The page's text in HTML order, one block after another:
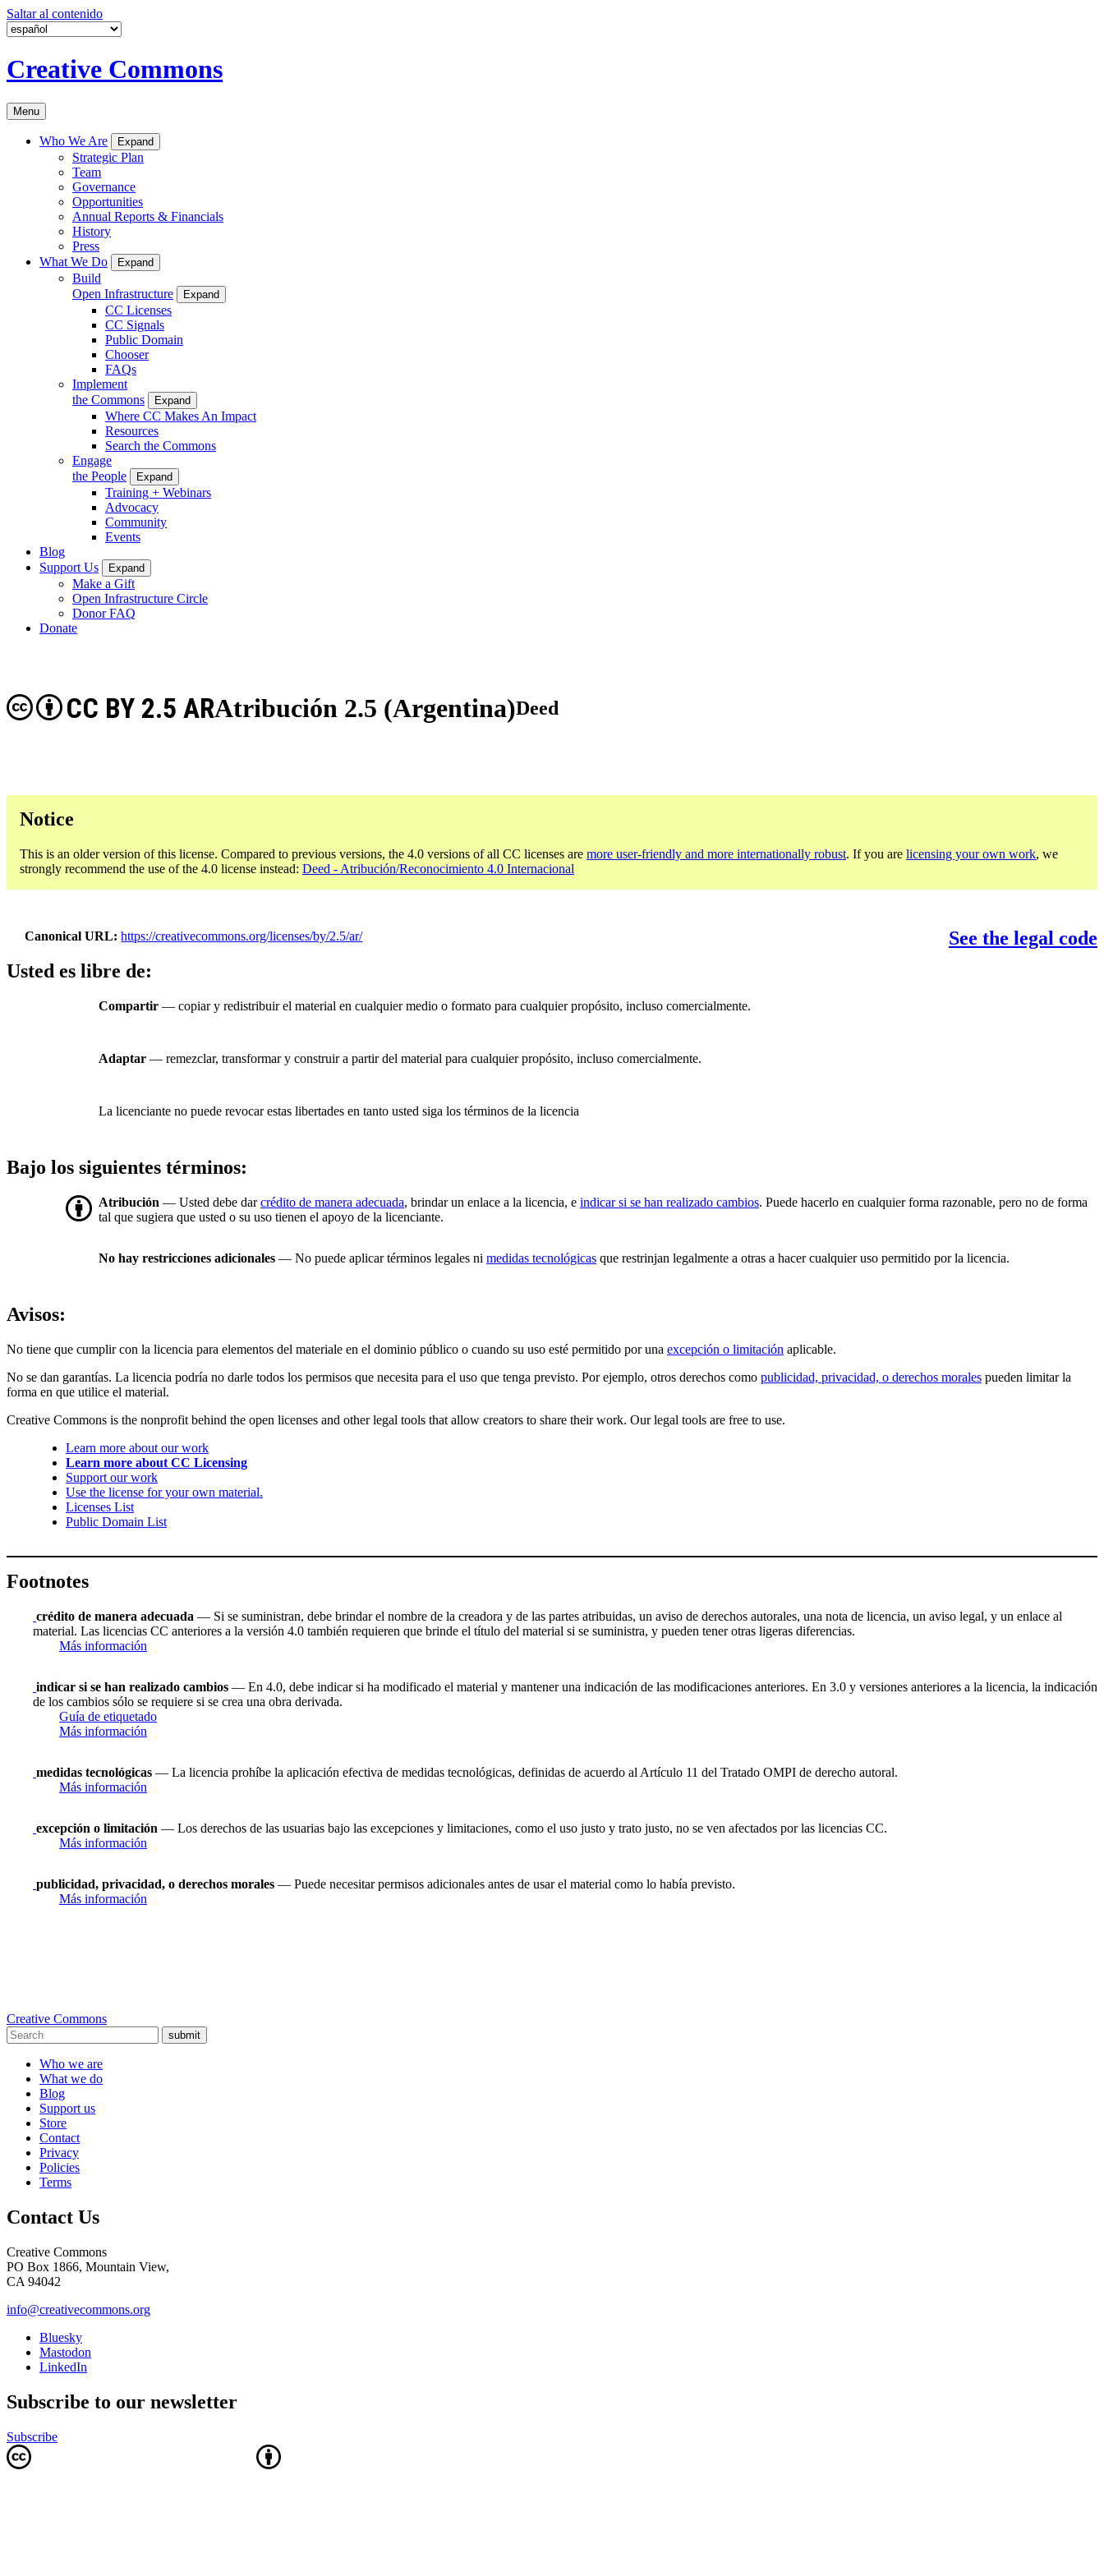
Saltar al contenido
Creative Commons
Menu
Who We Are Expand
Strategic Plan
Team
Governance
Opportunities
Annual Reports & Financials
History
Press
What We Do
Expand
Build
Open Infrastructure
Expand
CC Licenses
CC Signals
Public Domain
Chooser
FAQs
Implement
the Commons
Expand
Where CC Makes An Impact
Resources
Search the Commons
Engage
the People
Expand
Training + Webinars
Advocacy
Community
Events
Blog
Support Us
Expand
Make a Gift
Open Infrastructure Circle
Donor FAQ
Donate
Atribución 2.5 (Argentina)
CC BY 2.5 AR Deed
Notice
This is an older version of this license. Compared to previous versions, the 4.0 versions of all CC licenses are more user-friendly and more internationally robust. If you are licensing your own work, we
strongly recommend the use of the 4.0 license instead: Deed - Atribución/Reconocimiento 4.0 Internacional
Canonical URL https://creativecommons.org/licenses/by/2.5/ar/
See the legal code
Usted es libre de:
Compartir — copiar y redistribuir el material en cualquier medio o formato para cualquier propósito, incluso comercialmente.
Adaptar — remezclar, transformar y construir a partir del material para cualquier propósito, incluso comercialmente.
La licenciante no puede revocar estas libertades en tanto usted siga los términos de la licencia
Bajo los siguientes términos:
Atribución — Usted debe darcrédito de manera adecuada, brindar un enlace a la licencia, e indicar si se han realizado cambios. Puede hacerlo en cualquier forma razonable, pero no de forma
tal que sugiera que usted o su uso tienen el apoyo de la licenciante.
No hay restricciones adicionales — No puede aplicar términos legales ni medidas tecnológicas que restrinjan legalmente a otras a hacer cualquier uso permitido por la licencia.
Avisos:
No tiene que cumplir con la licencia para elementos del materiale en el dominio público o cuando su uso esté permitido por una excepción o limitación aplicable.
No se dan garantías. La licencia podría no darle todos los permisos que necesita para el uso que tenga previsto. Por ejemplo, otros derechos como publicidad, privacidad, o derechos morales pueden limitar la
forma en que utilice el material.
Creative Commons is the nonprofit behind the open licenses and other legal tools that allow creators to share their work. Our legal tools are free to use.
Learn more about our work
Learn more about CC Licensing
Support our work
Use the license for your own material.
Licenses List
Public Domain List
Footnotes
crédito de manera adecuada — Si se suministran, debe brindar el nombre de la creadora y de las partes atribuidas, un aviso de derechos autorales, una nota de licencia, un aviso legal, y un enlace al
material. Las licencias CC anteriores a la versión 4.0 también requieren que brinde el título del material si se suministra, y pueden tener otras ligeras diferencias.
Más información
indicar si se han realizado cambios — En 4.0, debe indicar si ha modificado el material y mantener una indicación de las modificaciones anteriores. En 3.0 y versiones anteriores a la licencia, la indicación
de los cambios sólo se requiere si se crea una obra derivada.
Guía de etiquetado
Más información
medidas tecnológicas — La licencia prohíbe la aplicación efectiva de medidas tecnológicas, definidas de acuerdo al Artículo 11 del Tratado OMPI de derecho autoral.
Más información
excepción o limitación — Los derechos de las usuarias bajo las excepciones y limitaciones, como el uso justo y trato justo, no se ven afectados por las licencias CC.
Más información
publicidad, privacidad, o derechos morales — Puede necesitar permisos adicionales antes de usar el material como lo había previsto.
Más información
Creative Commons
submit
Who we are
What we do
Blog
Support us
Store
Contact
Privacy
Policies
Terms
Contact Us
Creative Commons
PO Box 1866, Mountain View,
CA 94042
info@creativecommons.org
Bluesky
Mastodon
LinkedIn
Subscribe to our newsletter
Subscribe